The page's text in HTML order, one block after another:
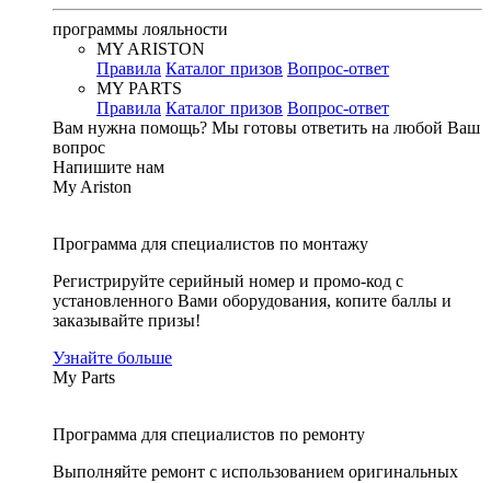
программы лояльности
MY ARISTON
Правила Каталог призов Вопрос-ответ
MY PARTS
Правила Каталог призов Вопрос-ответ
Вам нужна помощь? Мы готовы ответить на любой Ваш
вопрос
Напишите нам
My Ariston
Программа для специалистов по монтажу
Регистрируйте серийный номер и промо-код с
установленного Вами оборудования, копите баллы и
заказывайте призы!
Узнайте больше
My Parts
Программа для специалистов по ремонту
Выполняйте ремонт с использованием оригинальных